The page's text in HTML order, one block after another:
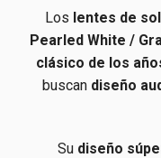
Los lentes de
Pearled White /
clásico de los
buscan diseño
Su diseño